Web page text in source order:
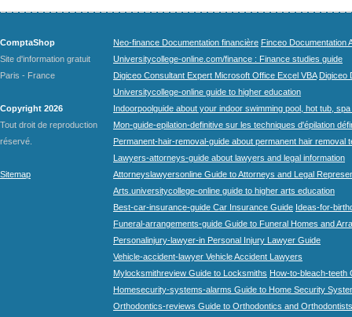
ComptaShop
Site d'information gratuit
Paris - France
Copyright 2026
Tout droit de reproduction
réservé.
Sitemap
Neo-finance Documentation financière Finceo Documentation
Universitycollege-online.com/finance : Finance studies guide
Digiceo Consultant Expert Microsoft Office Excel VBA Digiceo
Universitycollege-online guide to higher education
Indoorpoolguide about your indoor swimming pool, hot tub,
Mon-guide-epilation-definitive sur les techniques d'épilation
Permanent-hair-removal-guide about permanent hair removal
Lawyers-attorneys-guide about lawyers and legal information
Attorneyslawyersonline Guide to Attorneys and Legal
Arts.universitycollege-online guide to higher arts education
Best-car-insurance-guide Car Insurance Guide Ideas-for-
Funeral-arrangements-guide Guide to Funeral Homes and
Personalinjury-lawyer-in Personal Injury Lawyer Guide
Vehicle-accident-lawyer Vehicle Accident Lawyers
Mylocksmithreview Guide to Locksmiths How-to-bleach-teeth
Homesecurity-systems-alarms Guide to Home Security
Orthodontics-reviews Guide to Orthodontics and Orthodontists